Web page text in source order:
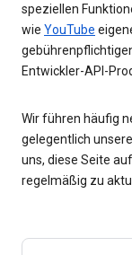
speziellen
wie YouTube
Entwickler-API-
Wir führen häufig
gelegentlich
uns, diese Seite
regelmäßig zu